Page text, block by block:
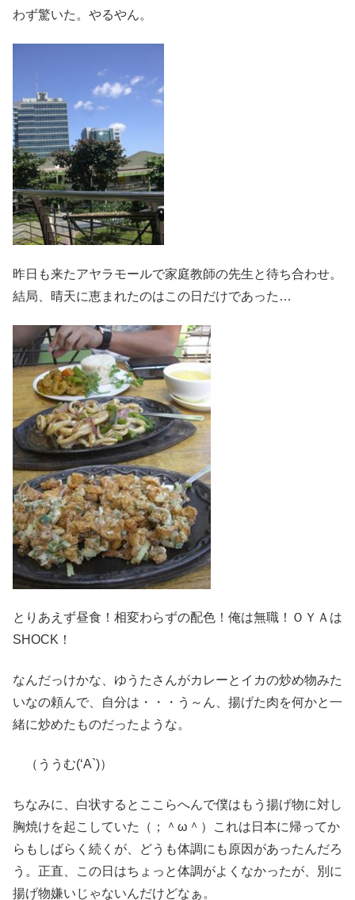
わず驚いた。やるやん。
昨日も来たアヤラモールで家庭教師の先生と待ち合わせ。
結局、晴天に恵まれたのはこの日だけであった…
とりあえず昼食！相変わらずの配色！俺は無職！ ＯＹＡは
SHOCK！
なんだっけかな、ゆうたさんがカレーとイカの炒め物みた
いなの頼んで、自分は・・・う～ん、揚げた肉を何かと一
緒に炒めたものだったような。
（ううむ(‘A`)）
ちなみに、白状するとここらへんで僕はもう揚げ物に対し
胸焼けを起こしていた（；＾ω＾）これは日本に帰ってか
らもしばらく続くが、どうも体調にも原因があったんだろ
う。正直、この日はちょっと体調がよくなかったが、別に
揚げ物嫌いじゃないんだけどなぁ。